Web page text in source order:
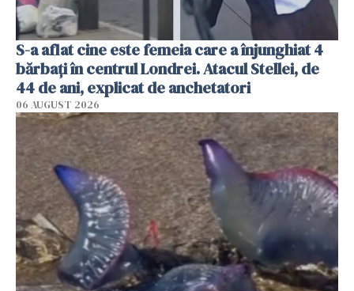
S-a aflat cine este femeia care a înjunghiat 4
bărbați în centrul Londrei. Atacul Stellei, de
44 de ani, explicat de anchetatori
06 AUGUST 2026